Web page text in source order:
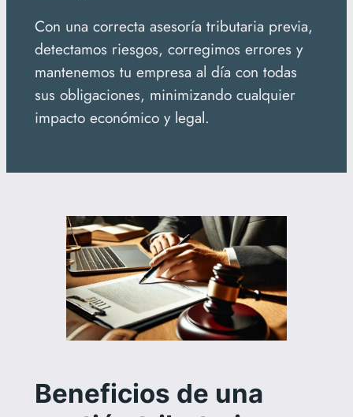
Con una correcta asesoría tributaria previa,
detectamos riesgos, corregimos errores y
mantenemos tu empresa al día con todas
sus obligaciones, minimizando cualquier
impacto económico y legal.
Beneficios de una